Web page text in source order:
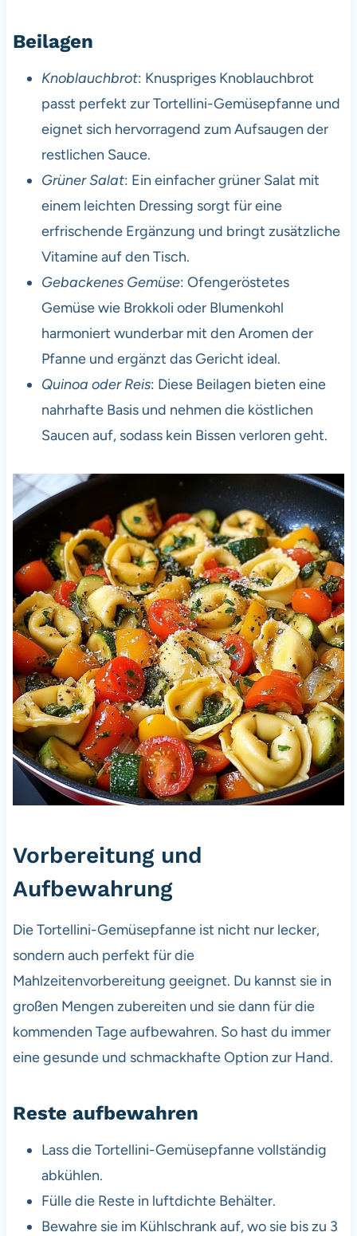
Beilagen
Knoblauchbrot: Knuspriges Knoblauchbrot
passt perfekt zur Tortellini-Gemüsepfanne und
eignet sich hervorragend zum Aufsaugen der
restlichen Sauce.
Grüner Salat: Ein einfacher grüner Salat mit
einem leichten Dressing sorgt für eine
erfrischende Ergänzung und bringt zusätzliche
Vitamine auf den Tisch.
Gebackenes Gemüse: Ofengeröstetes
Gemüse wie Brokkoli oder Blumenkohl
harmoniert wunderbar mit den Aromen der
Pfanne und ergänzt das Gericht ideal.
Quinoa oder Reis: Diese Beilagen bieten eine
nahrhafte Basis und nehmen die köstlichen
Saucen auf, sodass kein Bissen verloren geht.
Vorbereitung und
Aufbewahrung
Die Tortellini-Gemüsepfanne ist nicht nur lecker,
sondern auch perfekt für die
Mahlzeitenvorbereitung geeignet. Du kannst sie in
großen Mengen zubereiten und sie dann für die
kommenden Tage aufbewahren. So hast du immer
eine gesunde und schmackhafte Option zur Hand.
Reste aufbewahren
Lass die Tortellini-Gemüsepfanne vollständig
abkühlen.
Fülle die Reste in luftdichte Behälter.
Bewahre sie im Kühlschrank auf, wo sie bis zu 3